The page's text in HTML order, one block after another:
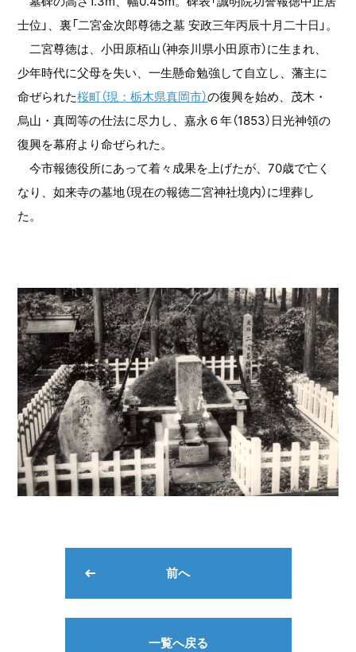
士位」、裏「二宮金次郎尊徳之墓 安政三年丙辰十月二十日」。
二宮尊徳は、小田原栢山（神奈川県小田原市）に生まれ、
少年時代に父母を失い、一生懸命勉強して自立し、藩主に
命ぜられた桜町（現：栃木県真岡市）の復興を始め、茂木・
烏山・真岡等の仕法に尽力し、嘉永６年（1853）日光神領の
復興を幕府より命ぜられた。
今市報徳役所にあって着々成果を上げたが、70歳で亡く
なり、如来寺の墓地（現在の報徳二宮神社境内）に埋葬し
た。
前へ
一覧へ戻る